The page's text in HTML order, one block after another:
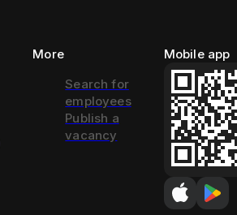
More
Search for
employees
Publish a
vacancy
Mobile app